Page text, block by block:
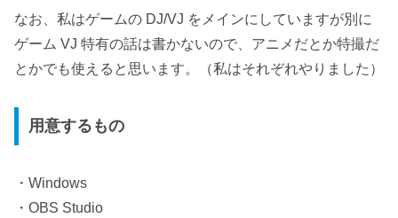
なお、私はゲームの DJ/VJ をメインにしていますが別に
ゲーム VJ 特有の話は書かないので、アニメだとか特撮だ
とかでも使えると思います。（私はそれぞれやりました）
用意するもの
・Windows
・OBS Studio